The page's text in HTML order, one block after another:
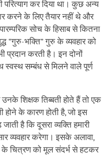
परित्याग कर दिया था। कुछ अन्य
करने के लिए तैयार नहीं थे और
सोच के हिसाब से कितना
“गुरु-भक्ति” गुरु के व्यवहार को
प्रदान करती है। इन दोनों
स्वस्थ सम्बंध से मिलने वाले पूर्ण
शिक्षक तिब्बती होते हैं तो एक
के कारण होती है, जो इस
है कि दूसरा व्यक्ति हमारी
व्यवहार करेगा। इसके अलावा,
के चित्रण को मूल संदर्भ से हटकर